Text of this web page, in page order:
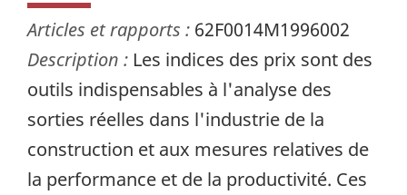
Articles et rapports : 62F0014M1996002
Description : Les indices des prix sont des
outils indispensables à l'analyse des
sorties réelles dans l'industrie de la
construction et aux mesures relatives de
la performance et de la productivité. Ces